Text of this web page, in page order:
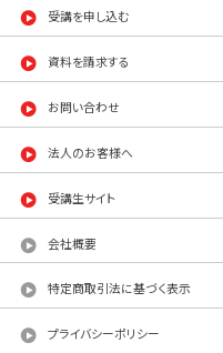
受講を申し込む
資料を請求する
お問い合わせ
法人のお客様へ
受講生サイト
会社概要
特定商取引法に基づく表示
プライバシーポリシー